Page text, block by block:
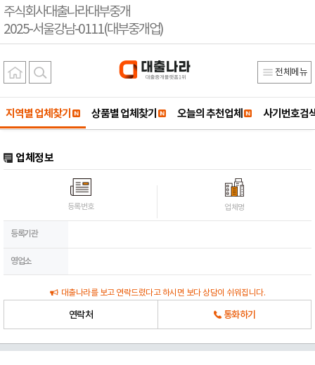
주식회사대출나라대부중개
2025-서울강남-0111(대부중개업)
전체메뉴
지역별 업체찾기 상품별 업체찾기 오늘의 추천업체 사기번호검
업체정보
등록번호 업체명
등록기관
영업소
대출나라를 보고 연락드렸다고 하시면 보다 상담이 쉬워집니다.
연락처 통화하기